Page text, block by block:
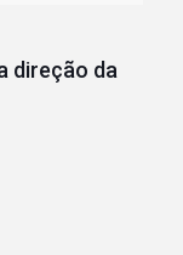
direção da